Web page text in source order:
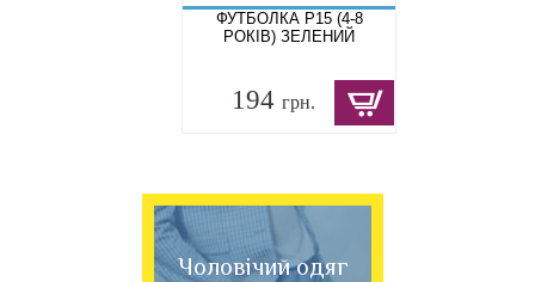
ФУТБОЛКА P15 (4-8
РОКІВ) ЗЕЛЕНИЙ
194 грн.
Чоловічий одяг